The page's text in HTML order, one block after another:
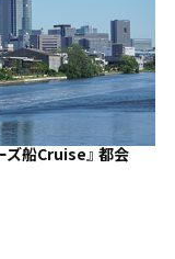
ズ船Cruise』 都会